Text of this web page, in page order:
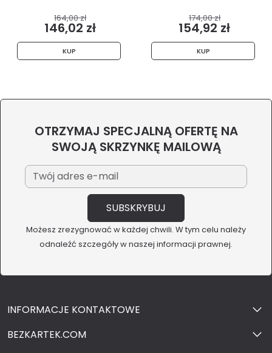
164,00 zł
146,02 zł
KUP
174,00 zł
154,92 zł
KUP
OTRZYMAJ SPECJALNĄ OFERTĘ NA
SWOJĄ SKRZYNKĘ MAILOWĄ
Możesz zrezygnować w każdej chwili. W tym celu należy
odnaleźć szczegóły w naszej informacji prawnej.
INFORMACJE KONTAKTOWE
BEZKARTEK.COM